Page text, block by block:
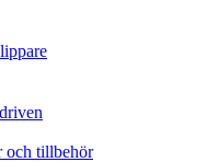
och tillbehör